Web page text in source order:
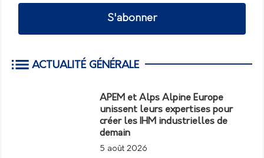
S'abonner
ACTUALITÉ GÉNÉRALE
APEM et Alps Alpine Europe
unissent leurs expertises pour
créer les IHM industrielles de
demain
5 août 2026